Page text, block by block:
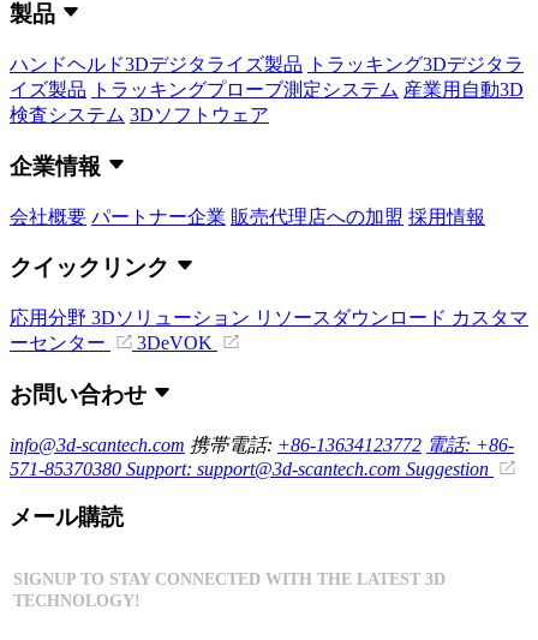
製品
ハンドヘルド3Dデジタライズ製品
トラッキング3Dデジタラ
イズ製品
トラッキングプローブ測定システム 産業用自動3D
検査システム 3Dソフトウェア
企業情報
会社概要 パートナー企業 販売代理店への加盟 採用情報
クイックリンク
応用分野 3Dソリューション リソースダウンロード カスタマ
ーセンター
3DeVOK
お問い合わせ
info@3d-scantech.com 携帯電話: +86-13634123772 電話: +86-
571-85370380 Support: support@3d-scantech.com Suggestion
メール購読